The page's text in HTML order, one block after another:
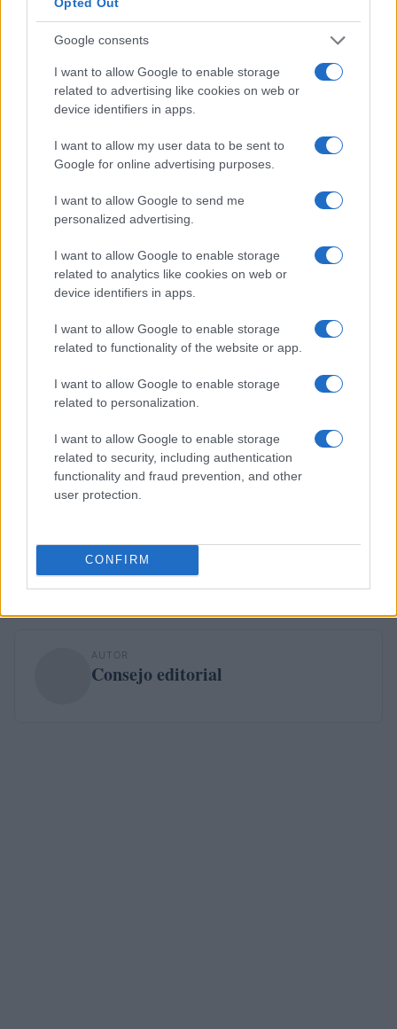
Google consents
I want to allow Google to enable storage
related to advertising like cookies on web or
device identifiers in apps.
I want to allow my user data to be sent to
Google for online advertising purposes.
I want to allow Google to send me
personalized advertising.
I want to allow Google to enable storage
related to analytics like cookies on web or
device identifiers in apps.
I want to allow Google to enable storage
related to functionality of the website or app.
I want to allow Google to enable storage
related to personalization.
I want to allow Google to enable storage
related to security, including authentication
functionality and fraud prevention, and other
user protection.
CONFIRM
¿Cómo funciona LiteVault Wallet?
Cuando inicia sesión en LiteVault, su navegador reenvía su
identificador al servidor. El servidor regresa con una
versión encriptada de su billetera junto con el algoritmo
AES. Su navegador lo descifra usando su contraseña
(nunca enviada al servidor) para cargar sus claves
¿Qué son las tarifas de LiteVault?
Para las carteras criptográficas, no hay tarifas; sin
embargo, Litecoin cobra una pequeña tarifa por las
transacciones. Si compra Litecoin en un intercambio,
cobran entre 0,5 y 2%.
¿Es seguro LiteVault Wallet?
LiteVault Wallet utiliza criptografía en el navegador para
cifrar las claves privadas del usuario antes de que lleguen
a los servidores. Esto agrega una capa adicional de
seguridad. La billetera también tiene una opción para la
AUTOR
Consejo editorial